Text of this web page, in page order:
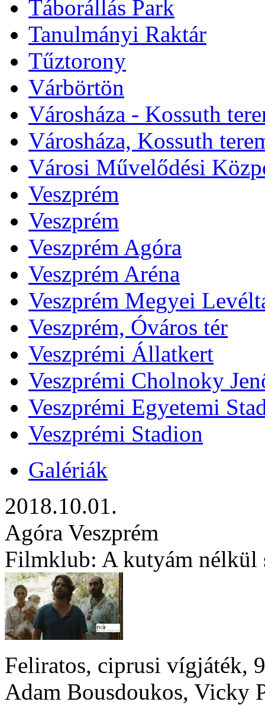
Táborállás Park
Tanulmányi Raktár
Tűztorony
Várbörtön
Városháza - Kossuth
Városháza, Kossuth
Városi Művelődési
Veszprém
Veszprém
Veszprém Agóra
Veszprém Aréna
Veszprém Megyei
Veszprém, Óváros tér
Veszprémi Állatkert
Veszprémi Cholnoky
Veszprémi Egyetemi
Veszprémi Stadion
Galériák
2018.10.01.
Agóra Veszprém
Filmklub: A kutyám nélkül
Feliratos, ciprusi vígjáték,
Adam Bousdoukos, Vicky